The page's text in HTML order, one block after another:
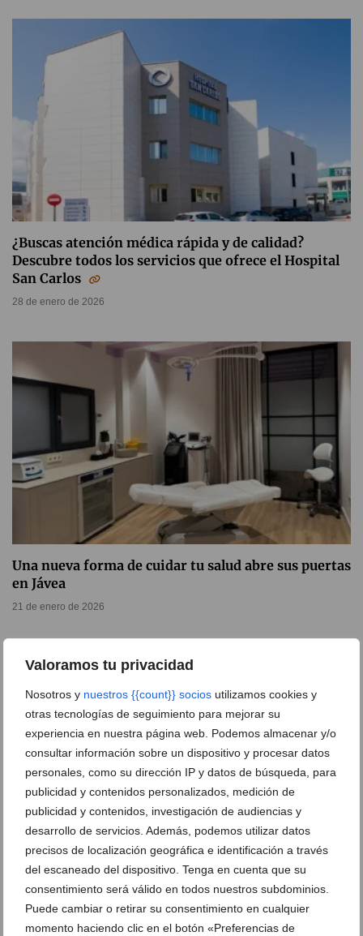
Valoramos tu privacidad
Nosotros y nuestros {{count}} socios utilizamos cookies y
otras tecnologías de seguimiento para mejorar su
experiencia en nuestra página web. Podemos almacenar y/o
consultar información sobre un dispositivo y procesar datos
personales, como su dirección IP y datos de búsqueda, para
publicidad y contenidos personalizados, medición de
publicidad y contenidos, investigación de audiencias y
desarrollo de servicios. Además, podemos utilizar datos
precisos de localización geográfica e identificación a través
del escaneado del dispositivo. Tenga en cuenta que su
consentimiento será válido en todos nuestros subdominios.
Puede cambiar o retirar su consentimiento en cualquier
momento haciendo clic en el botón «Preferencias de
¿Buscas atención médica rápida y de calidad?
Descubre todos los servicios que ofrece el Hospital
San Carlos
28 de enero de 2026
Una nueva forma de cuidar tu salud abre sus puertas
en Jávea
21 de enero de 2026
HCB Hospitales refuerza su Unidad de Obesidad con
un enfoque personalizado y multidisciplinar
24 de noviembre de 2025